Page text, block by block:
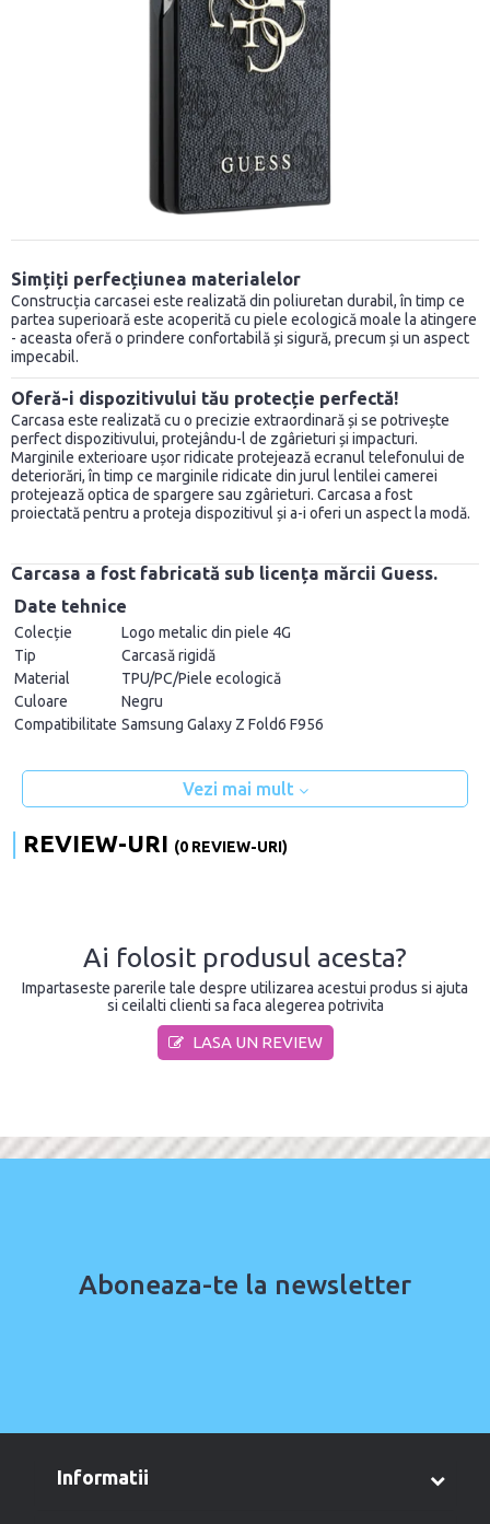
Simțiți perfecțiunea materialelor
Construcția carcasei este realizată din poliuretan durabil, în timp ce
partea superioară este acoperită cu piele ecologică moale la atingere
- aceasta oferă o prindere confortabilă și sigură, precum și un aspect
impecabil.
Oferă-i dispozitivului tău protecție perfectă!
Carcasa este realizată cu o precizie extraordinară și se potrivește
perfect dispozitivului, protejându-l de zgârieturi și impacturi.
Marginile exterioare ușor ridicate protejează ecranul telefonului de
deteriorări, în timp ce marginile ridicate din jurul lentilei camerei
protejează optica de spargere sau zgârieturi. Carcasa a fost
proiectată pentru a proteja dispozitivul și a-i oferi un aspect la modă.
Carcasa a fost fabricată sub licența mărcii Guess.
Date tehnice
Colecție
Logo metalic din piele 4G
Tip
Carcasă rigidă
Material
TPU/PC/Piele ecologică
Culoare
Negru
Compatibilitate Samsung Galaxy Z Fold6 F956
Vezi mai mult
REVIEW-URI (0 REVIEW-URI)
Ai folosit produsul acesta?
Impartaseste parerile tale despre utilizarea acestui produs si ajuta
si ceilalti clienti sa faca alegerea potrivita
LASA UN REVIEW
Aboneaza-te la newsletter
informatii